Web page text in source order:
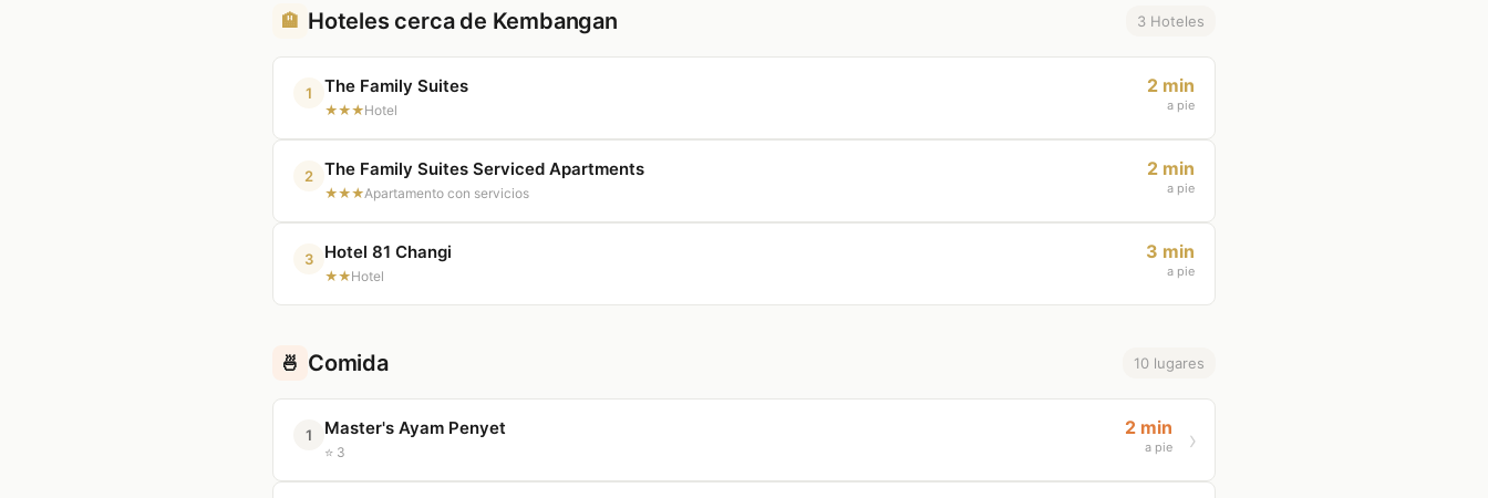
🏨 Hoteles cerca de Kembangan 3 Hoteles
1 The Family Suites
★★★Hotel
2 min
a pie
2 The Family Suites Serviced Apartments
★★★Apartamento con servicios
2 min
a pie
3 Hotel 81 Changi
★★Hotel
3 min
a pie
🍜 Comida 10 lugares
1 Master's Ayam Penyet
⭐ 3
2 min
a pie